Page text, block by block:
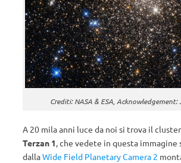
Crediti: NASA & ESA, Acknowledgement:
A 20 mila anni luce da noi si trova il
Terzan 1, che vedete in questa immagine
dallaWide Field Planetary Camera 2